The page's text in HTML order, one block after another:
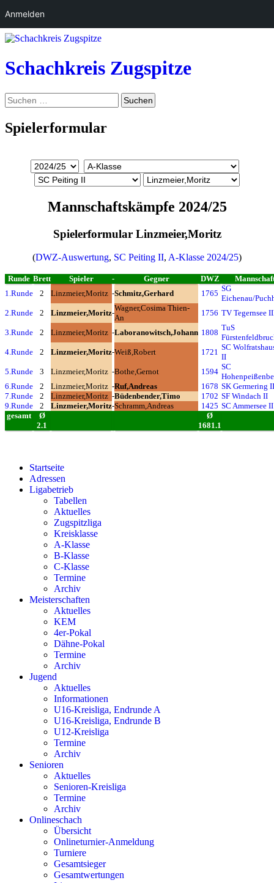
Anmelden
Zum
springen
Schachkreis Zugspitze
Suchen
Suchen
nach:
Spielerformular
Mannschaftskämpfe 2024/25
Spielerformular Linzmeier,Moritz
(DWZ-Auswertung, SC Peiting II, A-Klasse 2024/25)
Runde Brett Spieler - Gegner DWZ
1.Runde
2 Linzmeier,Moritz -Schmitz,Gerhard 1765
SG
Eichenau/
2.Runde
2 Linzmeier,Moritz-
Wagner,Cosima Thien-
An
1756 TV Tegernsee
3.Runde 2 Linzmeier,Moritz -Laboranowitsch,Johann 1808
TuS
4.Runde
2 Linzmeier,Moritz-Weiß,Robert 1721
SC
II
5.Runde
3 Linzmeier,Moritz -Bothe,Gernot 1594
SC
6.Runde
2 Linzmeier,Moritz -Ruf,Andreas 1678 SK Germering
7.Runde
2 Linzmeier,Moritz -Büdenbender,Timo 1702 SF Windach II
9.Runde
2 Linzmeier,Moritz-Schramm,Andreas 1425 SC Ammersee II
gesamt
Ø
2.1
Ø
1681.1
Startseite
Adressen
Ligabetrieb
Tabellen
Aktuelles
Zugspitzliga
Kreisklasse
A-Klasse
B-Klasse
C-Klasse
Termine
Archiv
Meisterschaften
Aktuelles
KEM
4er-Pokal
Dähne-Pokal
Termine
Archiv
Jugend
Aktuelles
Informationen
U16-Kreisliga, Endrunde A
U16-Kreisliga, Endrunde B
U12-Kreisliga
Termine
Archiv
Senioren
Aktuelles
Senioren-Kreisliga
Termine
Archiv
Onlineschach
Übersicht
Onlineturnier-Anmeldung
Turniere
Gesamtsieger
Gesamtwertungen